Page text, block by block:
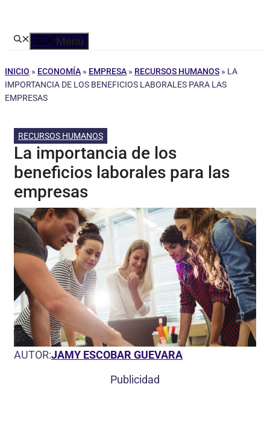
Menú
INICIO » ECONOMÍA » EMPRESA » RECURSOS HUMANOS » LA
IMPORTANCIA DE LOS BENEFICIOS LABORALES PARA LAS
EMPRESAS
RECURSOS HUMANOS
La importancia de los
beneficios laborales para las
empresas
AUTOR:JAMY ESCOBAR GUEVARA
Publicidad